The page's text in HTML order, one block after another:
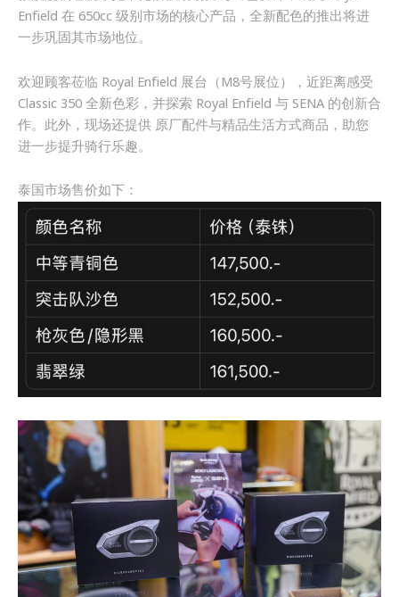
Enfield 在 650cc 级别市场的核心产品，全新配色的推出将进
一步巩固其市场地位。
欢迎顾客莅临 Royal Enfield 展台（M8号展位），近距离感受
Classic 350 全新色彩，并探索 Royal Enfield 与 SENA 的创新合
作。此外，现场还提供 原厂配件与精品生活方式商品，助您
进一步提升骑行乐趣。
泰国市场售价如下：